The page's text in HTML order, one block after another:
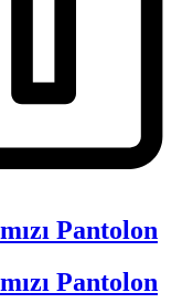
Pantolon
Pantolon